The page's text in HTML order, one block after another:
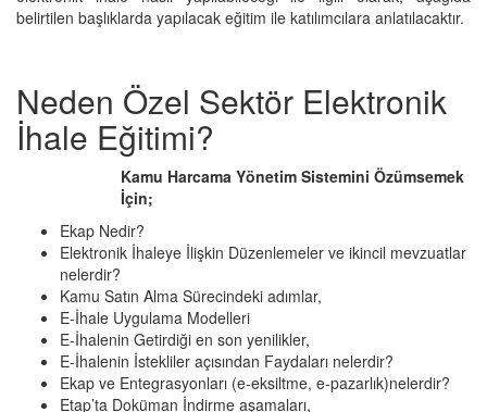
belirtilen başlıklarda yapılacak eğitim ile katılımcılara anlatılacaktır.
Neden Özel Sektör Elektronik
İhale Eğitimi?
Kamu Harcama Yönetim Sistemini Özümsemek
İçin;
Ekap Nedir?
Elektronik İhaleye İlişkin Düzenlemeler ve ikincil mevzuatlar
nelerdir?
Kamu Satın Alma Sürecindeki adımlar,
E-İhale Uygulama Modelleri
E-İhalenin Getirdiği en son yenilikler,
E-İhalenin İstekliler açısından Faydaları nelerdir?
Ekap ve Entegrasyonları (e-eksiltme, e-pazarlık)nelerdir?
Etap’ta Doküman İndirme aşamaları,